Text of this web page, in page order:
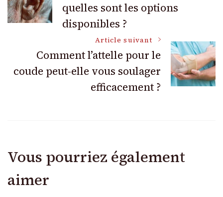
des
articles
quelles sont les options
disponibles ?
Article suivant
Comment l’attelle pour le
coude peut-elle vous soulager
efficacement ?
Vous pourriez également
aimer